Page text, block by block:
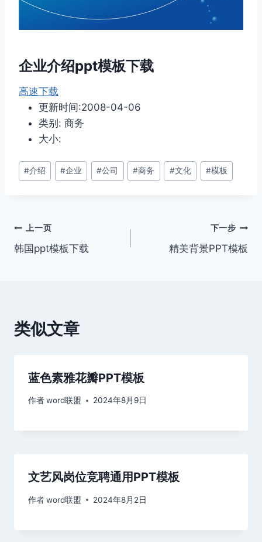
企业介绍ppt模板下载
高速下载
更新时间:2008-04-06
类别: 商务
大小:
文
章
#介绍 #企业 #公司 #商务 #文化 #模板
文
章
上一页
韩国ppt模板下载
下一步
精美背景PPT模板
类似文章
蓝色素雅花瓣PPT模板
作者word联盟 2024年8月9日
文艺风岗位竞聘通用PPT模板
作者word联盟 2024年8月2日